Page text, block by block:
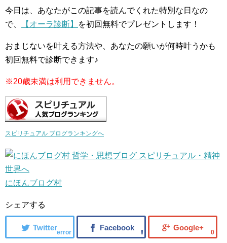
今日は、あなたがこの記事を読んでくれた特別な日なの
で、
【オーラ診断】 を初回無料でプレゼントします！
おまじないを叶える方法や、あなたの願いが何時叶うかも
初回無料で診断できます♪
※20歳未満は利用できません。
スピリチュアル ブログランキングへ
にほんブログ村
シェアする
error 0